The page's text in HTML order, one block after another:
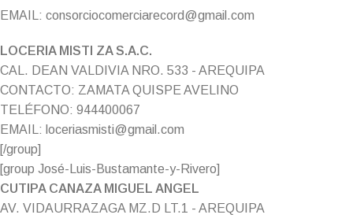
EMAIL: consorciocomerciarecord@gmail.com
LOCERIA MISTI ZA S.A.C.
CAL. DEAN VALDIVIA NRO. 533 - AREQUIPA
CONTACTO: ZAMATA QUISPE AVELINO
TELÉFONO: 944400067
EMAIL: loceriasmisti@gmail.com
[/group]
[group José-Luis-Bustamante-y-Rivero]
CUTIPA CANAZA MIGUEL ANGEL
AV. VIDAURRAZAGA MZ.D LT.1 - AREQUIPA